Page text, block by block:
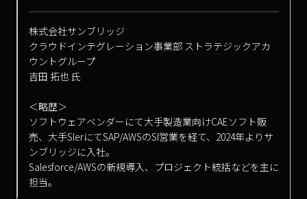
株式会社サンブリッジ
クラウドインテグレーション事業部 ストラテジックアカ
ウントグループ
吉田 拓也 氏
＜略歴＞
ソフトウェアベンダーにて大手製造業向けCAEソフト販
売、大手SIerにてSAP/AWSのSI営業を経て、2024年よりサ
ンブリッジに入社。
Salesforce/AWSの新規導入、プロジェクト統括などを主に
担当。